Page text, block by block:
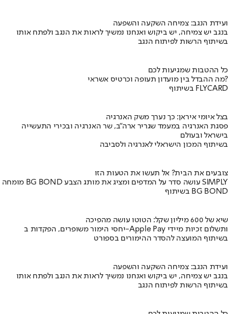
ועידת הנגב: צמיחה השקעה והשפעה
בנגב יש צמיחה, יש ביקוש ואנחנו נמשיך לראות את הנגב ולפתח אותו
בשיתוף הרשות לפיתוח הנגב
כל ההטבות שמגיעות לכם
מה ההבדל בין מועדון תעופה וכרטיס אשראי?
בשיתוף FLYCARD
בצל איומי איראן: כך נערך משק האנרגיה
פסגת האנרגיה במעמד שגריר ארה"ב, שר האנרגיה ובכירי התעשייה
בישראל ובעולם
בשיתוף המכון הישראלי לאנרגיה ולסביבה
צובעים את הבית? אל תעשו את הטעות הזו
מומחה BG BOND עושה סדר על המדפים ומציג את מותג הצבע SIMPLY
בשיתוף BG BOND
שיא של 600 מיליון שקל: הטוטו עושה מהפיכה
יחסי הימור משופרים, הפקדות ב-Apple Pay ותשלום זכיות מיידי
בשיתוף המועצה להסדר ההימורים בספורט
ועידת הנגב: צמיחה השקעה והשפעה
בנגב יש צמיחה, יש ביקוש ואנחנו נמשיך לראות את הנגב ולפתח אותו
בשיתוף הרשות לפיתוח הנגב